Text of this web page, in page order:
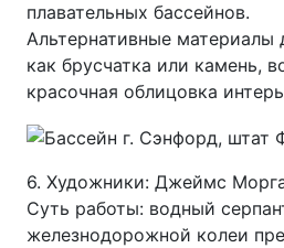
плавательных бассейнов.
Альтернативные материалы
как брусчатка или камень,
красочная облицовка
6. Художники: Джеймс
Суть работы: водный
железнодорожной колеи